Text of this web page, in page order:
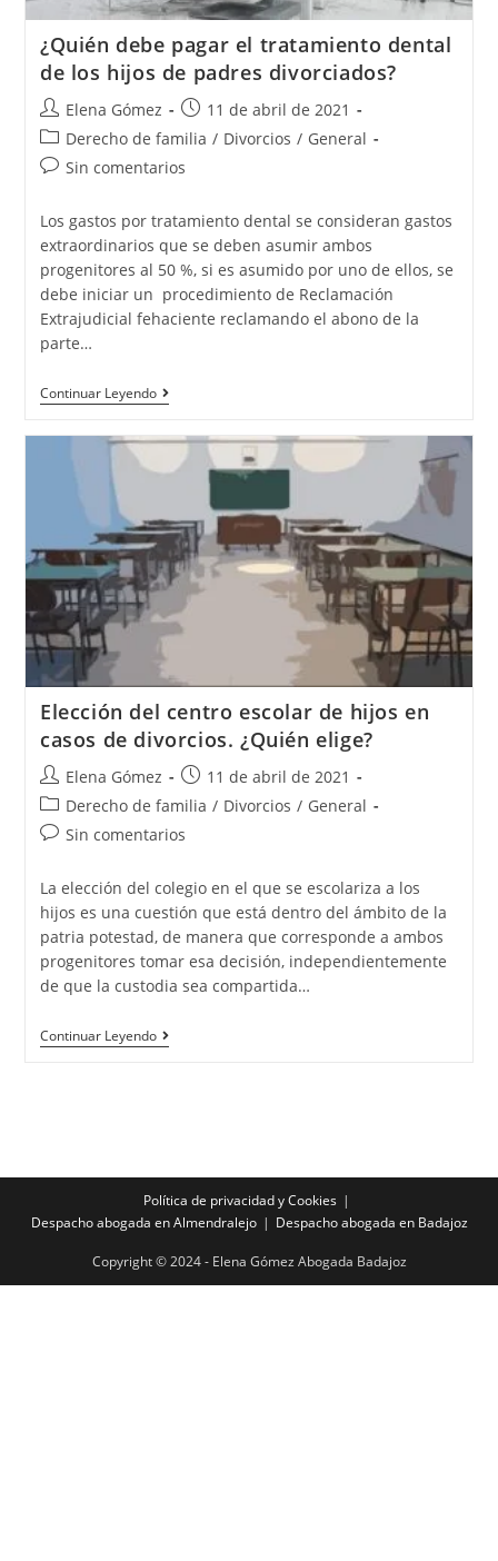
¿Quién debe pagar el tratamiento dental
de los hijos de padres divorciados?
Elena Gómez
11 de abril de 2021
Derecho de familia / Divorcios / General
Sin comentarios
Los gastos por tratamiento dental se consideran gastos
extraordinarios que se deben asumir ambos
progenitores al 50 %, si es asumido por uno de ellos, se
debe iniciar un procedimiento de Reclamación
Extrajudicial fehaciente reclamando el abono de la
parte…
Continuar Leyendo
Elección del centro escolar de hijos en
casos de divorcios. ¿Quién elige?
Elena Gómez
11 de abril de 2021
Derecho de familia / Divorcios / General
Sin comentarios
La elección del colegio en el que se escolariza a los
hijos es una cuestión que está dentro del ámbito de la
patria potestad, de manera que corresponde a ambos
progenitores tomar esa decisión, independientemente
de que la custodia sea compartida…
Continuar Leyendo
Política de privacidad y Cookies
Despacho abogada en Almendralejo
Despacho abogada en Badajoz
Copyright © 2024 - Elena Gómez Abogada Badajoz